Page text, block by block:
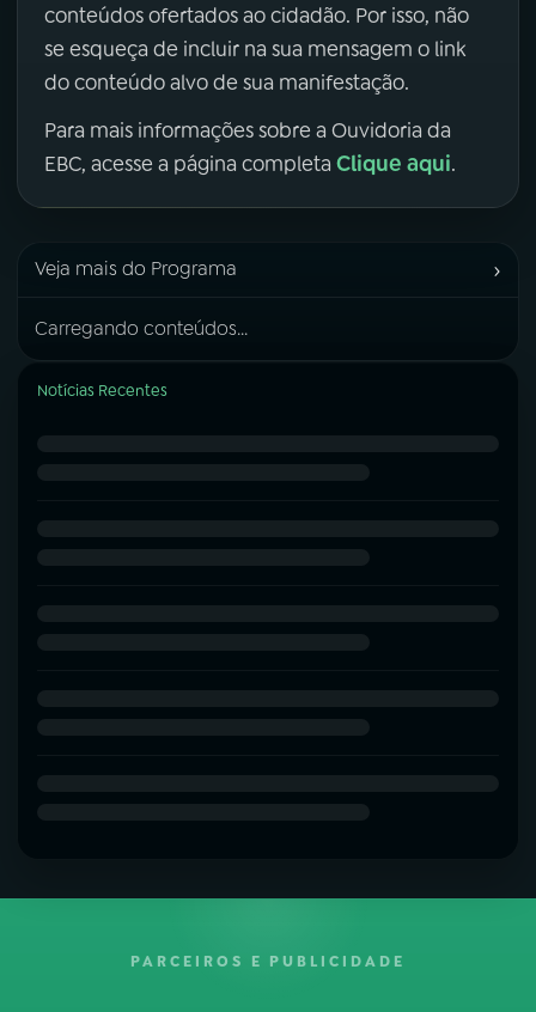
conteúdos ofertados ao cidadão. Por isso, não
se esqueça de incluir na sua mensagem o link
do conteúdo alvo de sua manifestação.
Para mais informações sobre a Ouvidoria da
EBC, acesse a página completa Clique aqui.
Veja mais do Programa ›
Carregando conteúdos...
Notícias Recentes
PARCEIROS E PUBLICIDADE